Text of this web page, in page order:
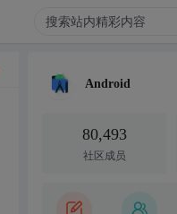
Android
80,493
社区成员